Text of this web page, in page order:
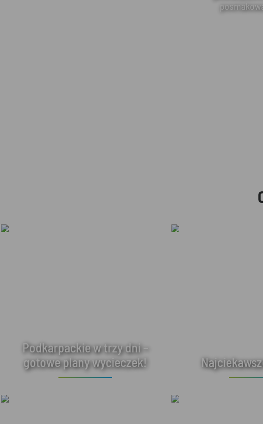
Podkarpackie w trzy dni –
gotowe plany wycieczek!